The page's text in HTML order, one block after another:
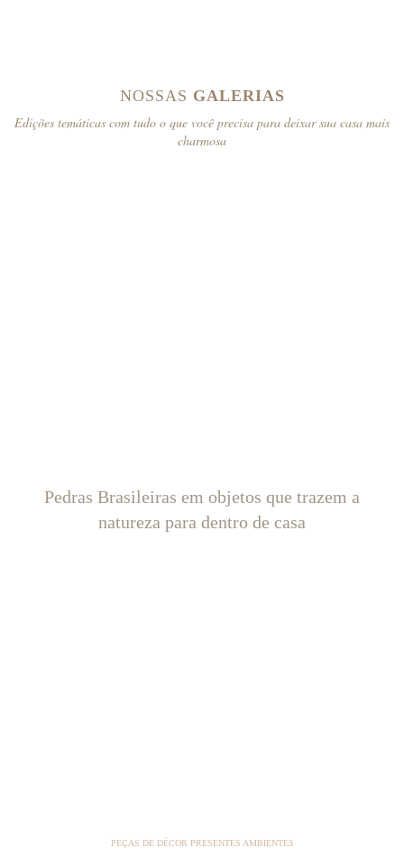
NOSSAS GALERIAS
Edições temáticas com tudo o que você precisa para deixar sua casa mais
charmosa
Pedras Brasileiras em objetos que trazem a
natureza para dentro de casa
PEÇAS DE DÉCOR PRESENTES AMBIENTES